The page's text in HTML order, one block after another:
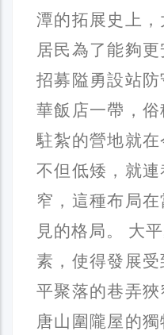
潭的拓展史上，
居民為了能夠
招募隘勇設站
華飯店一帶，
駐紮的營地就
不但低矮，就
窄，這種布局
見的格局。 大
素，使得發展
平聚落的巷弄
唐山圍隴屋的